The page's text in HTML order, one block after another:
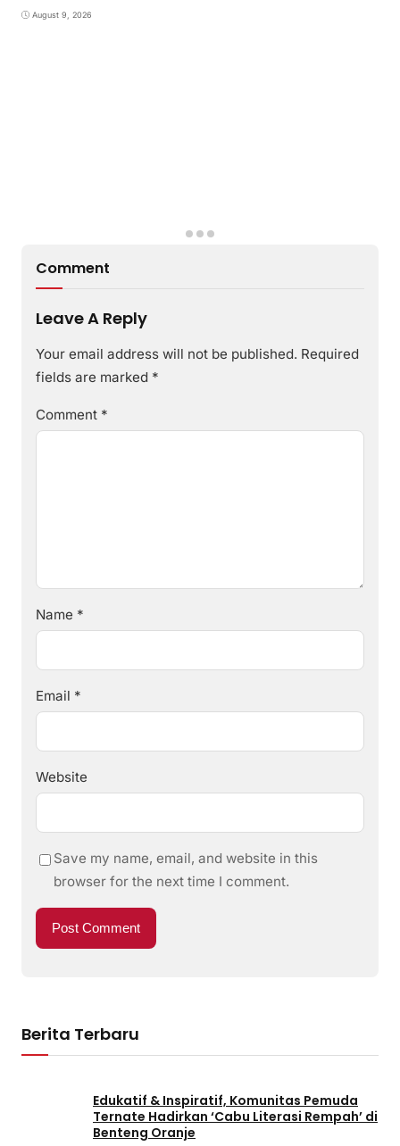
August 9, 2026
Comment
Leave A Reply
Your email address will not be published. Required
fields are marked *
Comment *
Name *
Email *
Website
Save my name, email, and website in this
browser for the next time I comment.
Berita Terbaru
Edukatif & Inspiratif, Komunitas Pemuda
Ternate Hadirkan ‘Cabu Literasi Rempah’ di
Benteng Oranje